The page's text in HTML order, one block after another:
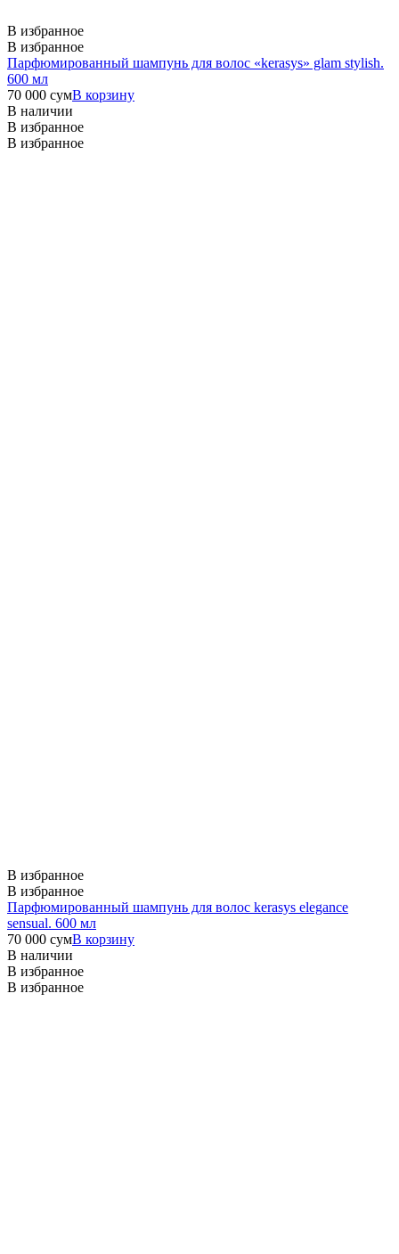
В избранное
В избранное
Парфюмированный шампунь для волос «kerasys» glam stylish.
600 мл
70 000 сумВ корзину
В наличии
В избранное
В избранное
В избранное
В избранное
Парфюмированный шампунь для волос kerasys elegance
sensual. 600 мл
70 000 сумВ корзину
В наличии
В избранное
В избранное